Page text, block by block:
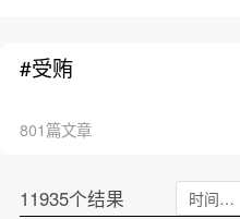
#受贿
801篇文章
11935个结果 时间不限